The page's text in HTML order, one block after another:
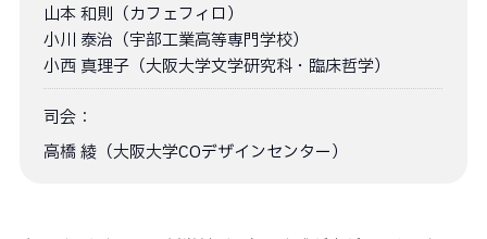
山本 和則（カフェフィロ）
小川 泰治（宇部工業高等専門学校）
小西 真理子（大阪大学文学研究科・臨床哲学）
司会：
高橋 綾（大阪大学COデザインセンター）